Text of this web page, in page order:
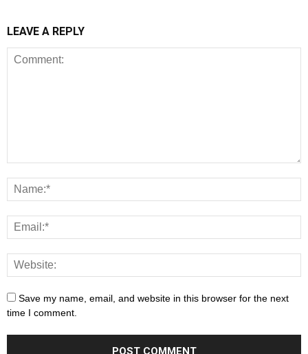
LEAVE A REPLY
Save my name, email, and website in this browser for the next
time I comment.